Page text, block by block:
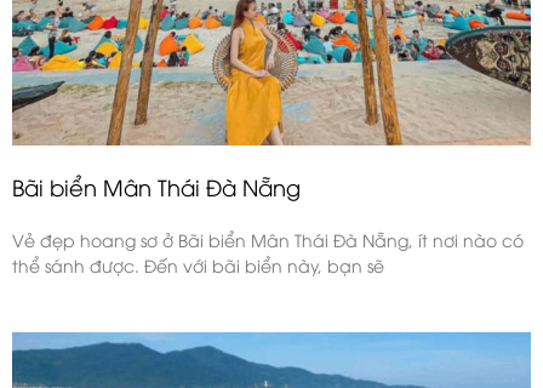
Bãi biển Mân Thái Đà Nẵng
Vẻ đẹp hoang sơ ở Bãi biển Mân Thái Đà Nẵng, ít nơi nào có
thể sánh được. Đến với bãi biển này, bạn sẽ